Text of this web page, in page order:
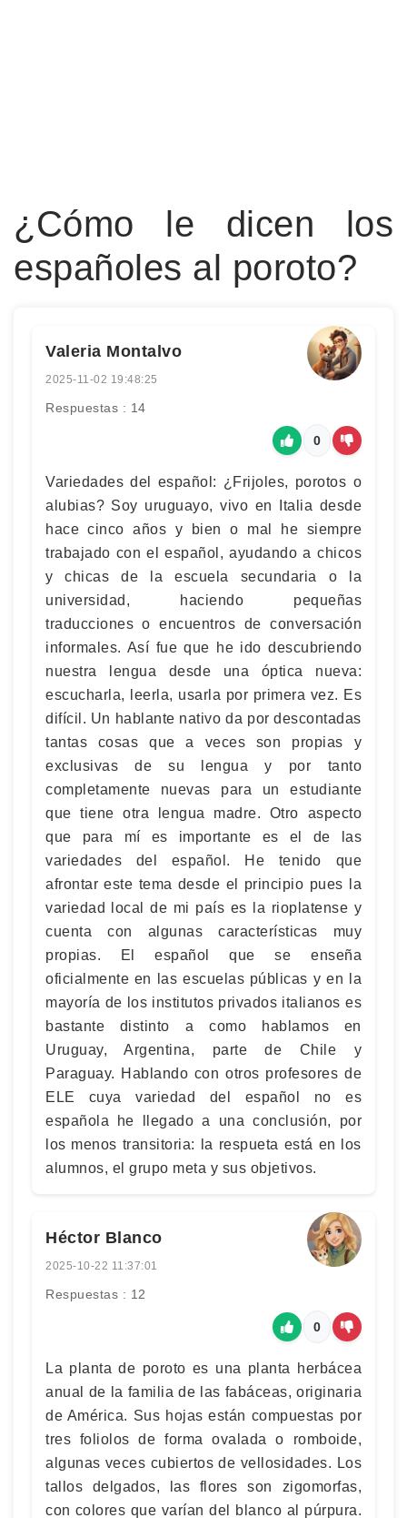
¿Cómo le dicen los
españoles al poroto?
Valeria Montalvo
2025-11-02 19:48:25
Respuestas : 14
0
Variedades del español: ¿Frijoles, porotos o
alubias? Soy uruguayo, vivo en Italia desde
hace cinco años y bien o mal he siempre
trabajado con el español, ayudando a chicos
y chicas de la escuela secundaria o la
universidad, haciendo pequeñas
traducciones o encuentros de conversación
informales. Así fue que he ido descubriendo
nuestra lengua desde una óptica nueva:
escucharla, leerla, usarla por primera vez. Es
difícil. Un hablante nativo da por descontadas
tantas cosas que a veces son propias y
exclusivas de su lengua y por tanto
completamente nuevas para un estudiante
que tiene otra lengua madre. Otro aspecto
que para mí es importante es el de las
variedades del español. He tenido que
afrontar este tema desde el principio pues la
variedad local de mi país es la rioplatense y
cuenta con algunas características muy
propias. El español que se enseña
oficialmente en las escuelas públicas y en la
mayoría de los institutos privados italianos es
bastante distinto a como hablamos en
Uruguay, Argentina, parte de Chile y
Paraguay. Hablando con otros profesores de
ELE cuya variedad del español no es
española he llegado a una conclusión, por
los menos transitoria: la respueta está en los
alumnos, el grupo meta y sus objetivos.
Héctor Blanco
2025-10-22 11:37:01
Respuestas : 12
0
La planta de poroto es una planta herbácea
anual de la familia de las fabáceas, originaria
de América. Sus hojas están compuestas por
tres foliolos de forma ovalada o romboide,
algunas veces cubiertos de vellosidades. Los
tallos delgados, las flores son zigomorfas,
con colores que varían del blanco al púrpura.